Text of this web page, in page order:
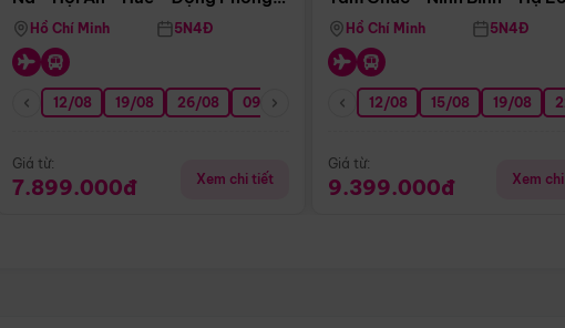
06/09 13/09 20/09 27/09
NhaHồ Chí Minh 5N4Đ
12/08 19/08 26/08 09/09 16/09 23/09 30/09 07/10
Giá từ:
7.899.000đ Xem chi tiết
Hồ Chí Minh 5N4Đ
12/08 15/08 19/08
Giá từ:
9.399.000đ Xem